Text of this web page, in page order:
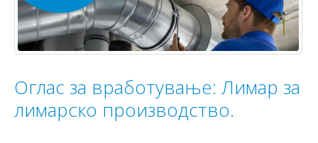
Оглас за вработување: Лимар за
лимарско производство.